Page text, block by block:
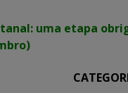
uma etapa